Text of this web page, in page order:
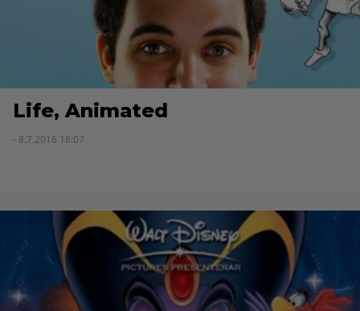
Life, Animated
- 8.7.2016 18:07